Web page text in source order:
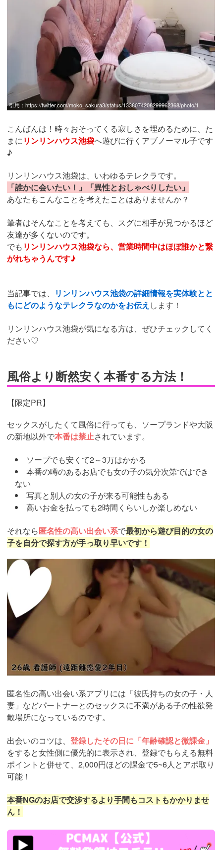
引用： https://twitter.com/moko_sakura3/status/1338074208299962368/photo/1
こんばんは！時々おそってくる寂しさを埋めるために、た
まにリンリンハウス池袋へ遊びに行くアブノーマル子です
♪
リンリンハウス池袋は、いわゆるテレクラです。
「誰かに会いたい！」「異性とおしゃべりしたい」
あなたもこんなことを考えたことはありませんか？
筆者はそんなことを考えても、スグに相手が見つかるほど
友達が多くないのです。
でも リンリンハウス池袋なら、営業時間中はほぼ誰かと繋
がれちゃうんです♪
当記事では、
リンリンハウス池袋の詳細情報を実体験とと
もにどのようなテレクラなのかをお伝え します！
リンリンハウス池袋が気になる方は、ぜひチェックしてく
ださい♡
風俗より断然安く本番する方法！
【限定PR】
セックスがしたくて風俗に行っても、ソープランドや大阪
の新地以外で本番は禁止されています。
ソープでも安くて2～3万はかかる
本番の噂のあるお店でも女の子の気分次第ではでき
ない
写真と別人の女の子が来る可能性もある
高いお金を払っても2時間くらいしか楽しめない
それなら匿名性の高い出会い系で最初から遊び目的の女の
子を自分で探す方が手っ取り早いです！
https://pcmax.jp/lp/?
ad_id=rm307152
匿名性の高い出会い系アプリには「彼氏持ちの女の子・人
妻」などパートナーとのセックスに不満がある子の性欲発
散場所になっているのです。
出会いのコツは、 登録したその日に「年齢確認と微課金」
をすると女性側に優先的に表示され、登録でもらえる無料
ポイントと併せて、2,000円ほどの課金で5~6人とアポ取り
可能！
本番NGのお店で交渉するより手間もコストもかかりませ
ん！
https://pcmax.jp/lp/?
ad_id=rm307152